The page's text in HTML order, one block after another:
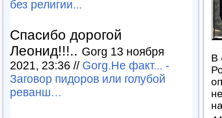
без религии...
Спасибо дорогой
Леонид!!!.. Gorg 13 ноября
2021, 23:36 // Gorg.Не факт... -
Заговор пидоров или голубой
реванш…
В